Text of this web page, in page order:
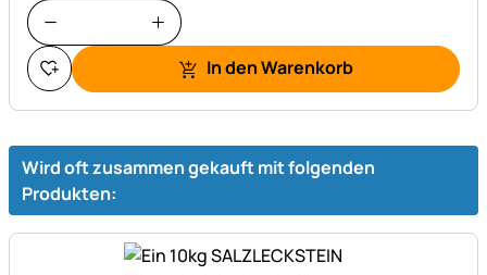
In den Warenkorb
Wird oft zusammen gekauft mit folgenden
Produkten: